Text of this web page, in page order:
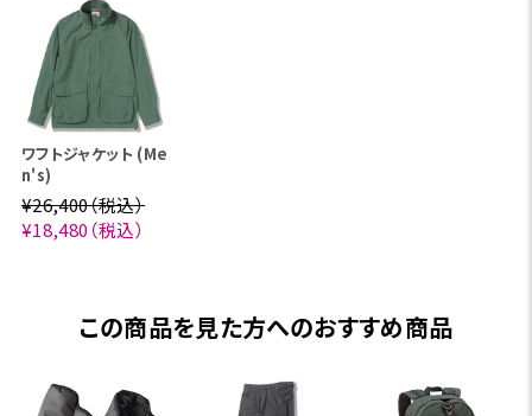
ワフトジャケット (Me
n's)
¥26,400（税込）
¥18,480（税込）
この商品を見た方へのおすすめ商品